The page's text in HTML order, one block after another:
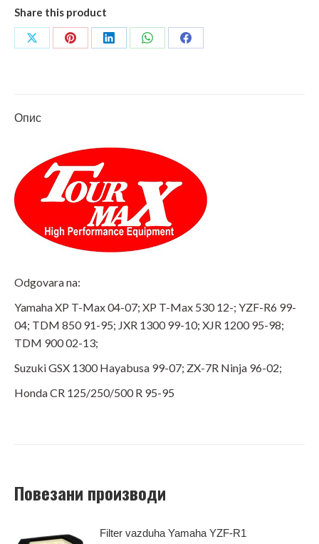
R6
количина
Share this product
Share
Share
Share
Share
Share
Опис
Odgovara na:
Yamaha XP T-Max 04-07; XP T-Max 530 12-; YZF-R6 99-
04; TDM 850 91-95; JXR 1300 99-10; XJR 1200 95-98;
TDM 900 02-13;
Suzuki GSX 1300 Hayabusa 99-07; ZX-7R Ninja 96-02;
Honda CR 125/250/500 R 95-95
Повезани производи
Filter vazduha Yamaha YZF-R1